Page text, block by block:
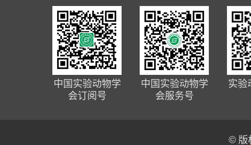
中国实验动物学
会订阅号
中国实验动物学
会服务号
实验
© 版